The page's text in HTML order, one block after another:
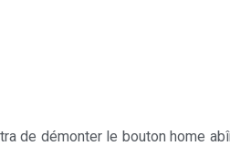
de démonter le bouton home